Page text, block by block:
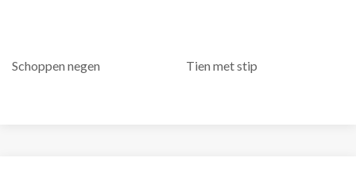
Schoppen negen Tien met stip